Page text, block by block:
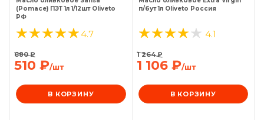
(Pomace) ПЭТ 1л 1/12шт Oliveto
РФ
4.7
510 ₽/шт
680₽
В КОРЗИНУ
п/бут 1л Oliveto Россия
4.1
1 106₽/шт
1 264₽
В КОРЗИНУ